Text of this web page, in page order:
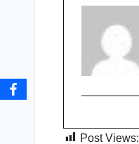
Post Views: